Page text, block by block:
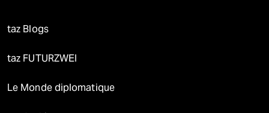
taz Blogs
taz FUTURZWEI
Le Monde diplomatique